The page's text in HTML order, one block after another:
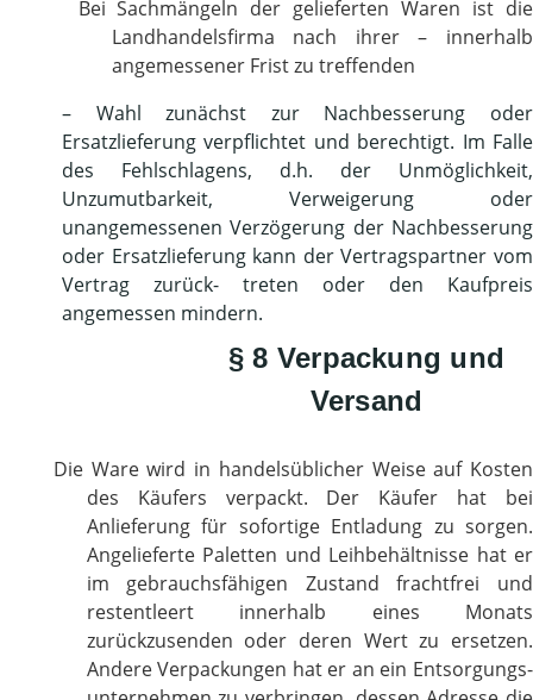
Bei Sachmängeln der gelieferten Waren ist die
Landhandelsfirma nach ihrer – innerhalb
angemessener Frist zu treffenden
– Wahl zunächst zur Nachbesserung oder
Ersatzlieferung verpflichtet und berechtigt. Im Falle
des Fehlschlagens, d.h. der Unmöglichkeit,
Unzumutbarkeit, Verweigerung oder
unangemessenen Verzögerung der Nachbesserung
oder Ersatzlieferung kann der Vertragspartner vom
Vertrag zurück- treten oder den Kaufpreis
angemessen mindern.
§ 8 Verpackung und
Versand
Die Ware wird in handelsüblicher Weise auf Kosten
des Käufers verpackt. Der Käufer hat bei
Anlieferung für sofortige Entladung zu sorgen.
Angelieferte Paletten und Leihbehältnisse hat er
im gebrauchsfähigen Zustand frachtfrei und
restentleert innerhalb eines Monats
zurückzusenden oder deren Wert zu ersetzen.
Andere Verpackungen hat er an ein Entsorgungs-